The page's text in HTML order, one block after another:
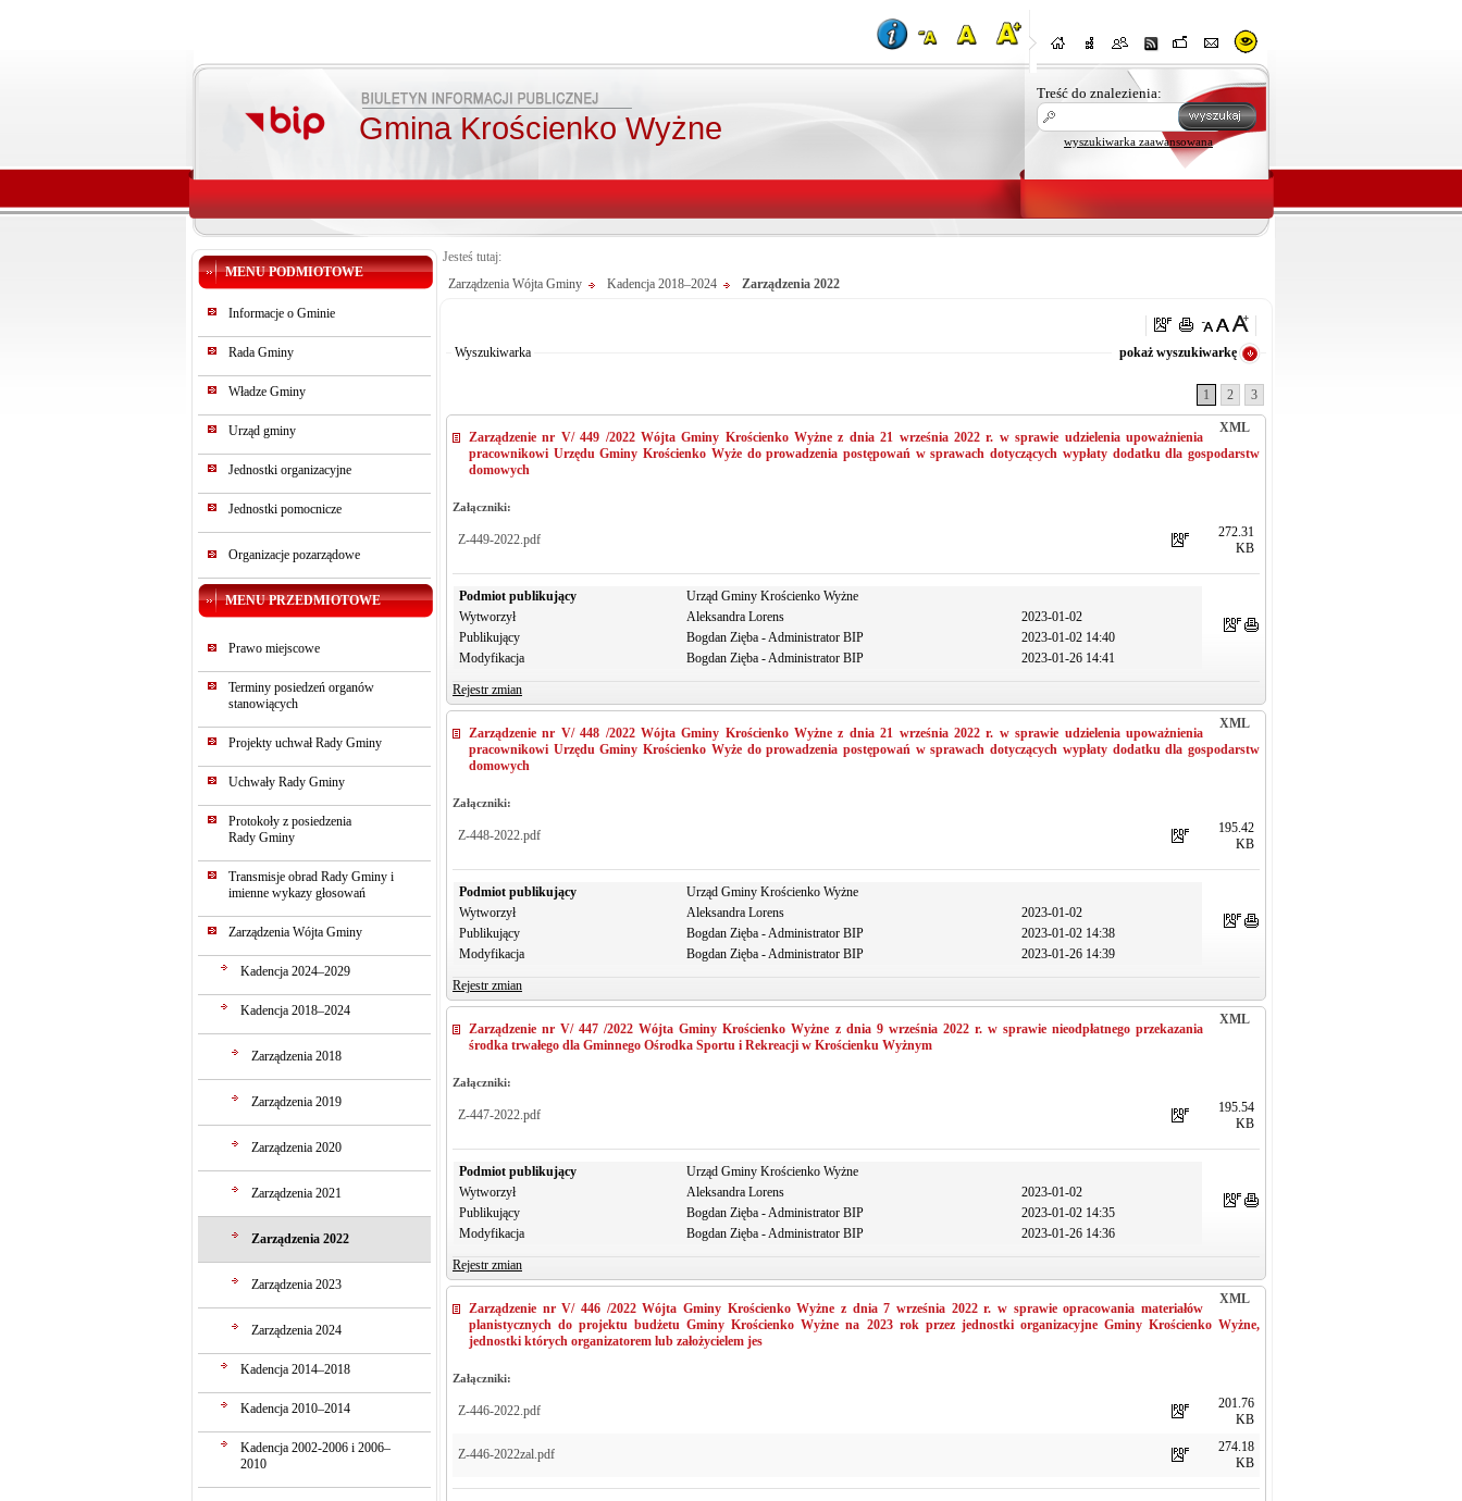
Gmina Krościenko Wyżne
Treść do znalezienia:
wyszukiwarka zaawansowana
MENU PODMIOTOWE
Informacje o Gminie
Rada Gminy
Władze Gminy
Urząd gminy
Jednostki organizacyjne
Jednostki pomocnicze
Organizacje pozarządowe
MENU PRZEDMIOTOWE
Prawo miejscowe
Terminy posiedzeń organów
stanowiących
Projekty uchwał Rady Gminy
Uchwały Rady Gminy
Protokoły z posiedzenia
Rady Gminy
Transmisje obrad Rady Gminy i
imienne wykazy głosowań
Zarządzenia Wójta Gminy
Kadencja 2024–2029
Kadencja 2018–2024
Zarządzenia 2018
Zarządzenia 2019
Zarządzenia 2020
Zarządzenia 2021
Zarządzenia 2022
Zarządzenia 2023
Zarządzenia 2024
Kadencja 2014–2018
Kadencja 2010–2014
Kadencja 2002-2006 i 2006–
2010
Jesteś tutaj:
Zarządzenia Wójta Gminy
Kadencja 2018–2024 Zarządzenia 2022
Wyszukiwarka pokaż wyszukiwarkę
1 2 3
XML
Zarządzenie nr V/ 449 /2022 Wójta Gminy Krościenko Wyżne z dnia 21 września 2022 r. w sprawie udzielenia upoważnienia
pracownikowi Urzędu Gminy Krościenko Wyże do prowadzenia postępowań w sprawach dotyczących wypłaty dodatku dla gospodarstw
domowych
Załączniki:
Z-449-2022.pdf
272.31
KB
Podmiot publikujący
Urząd Gminy Krościenko Wyżne
Wytworzył
Aleksandra Lorens
2023-01-02
Publikujący
Bogdan Zięba - Administrator BIP
2023-01-02 14:40
Modyfikacja
Bogdan Zięba - Administrator BIP 2023-01-26 14:41
Rejestr zmian
XML
Zarządzenie nr V/ 448 /2022 Wójta Gminy Krościenko Wyżne z dnia 21 września 2022 r. w sprawie udzielenia upoważnienia
pracownikowi Urzędu Gminy Krościenko Wyże do prowadzenia postępowań w sprawach dotyczących wypłaty dodatku dla gospodarstw
domowych
Załączniki:
Z-448-2022.pdf
195.42
KB
Podmiot publikujący
Urząd Gminy Krościenko Wyżne
Wytworzył
Aleksandra Lorens
2023-01-02
Publikujący
Bogdan Zięba - Administrator BIP
2023-01-02 14:38
Modyfikacja
Bogdan Zięba - Administrator BIP 2023-01-26 14:39
Rejestr zmian
XML
Zarządzenie nr V/ 447 /2022 Wójta Gminy Krościenko Wyżne z dnia 9 września 2022 r. w sprawie nieodpłatnego przekazania
środka trwałego dla Gminnego Ośrodka Sportu i Rekreacji w Krościenku Wyżnym
Załączniki:
Z-447-2022.pdf
195.54
KB
Podmiot publikujący
Urząd Gminy Krościenko Wyżne
Wytworzył
Aleksandra Lorens
2023-01-02
Publikujący
Bogdan Zięba - Administrator BIP
2023-01-02 14:35
Modyfikacja
Bogdan Zięba - Administrator BIP 2023-01-26 14:36
Rejestr zmian
XML
Zarządzenie nr V/ 446 /2022 Wójta Gminy Krościenko Wyżne z dnia 7 września 2022 r. w sprawie opracowania materiałów
planistycznych do projektu budżetu Gminy Krościenko Wyżne na 2023 rok przez jednostki organizacyjne Gminy Krościenko Wyżne,
jednostki których organizatorem lub założycielem jes
Załączniki:
Z-446-2022.pdf
201.76
KB
Z-446-2022zal.pdf
274.18
KB